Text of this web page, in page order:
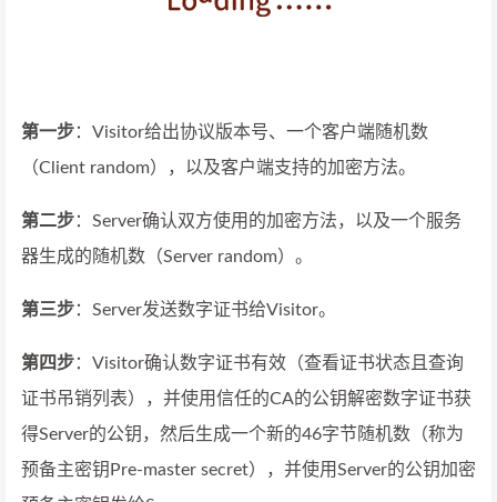
第一步：Visitor给出协议版本号、一个客户端随机数
（Client random），以及客户端支持的加密方法。
第二步：Server确认双方使用的加密方法，以及一个服务
器生成的随机数（Server random）。
第三步：Server发送数字证书给Visitor。
第四步：Visitor确认数字证书有效（查看证书状态且查询
证书吊销列表），并使用信任的CA的公钥解密数字证书获
得Server的公钥，然后生成一个新的46字节随机数（称为
预备主密钥Pre-master secret），并使用Server的公钥加密